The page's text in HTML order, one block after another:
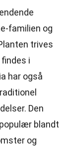
familien og
trives
i
har også
Den
blandt
og